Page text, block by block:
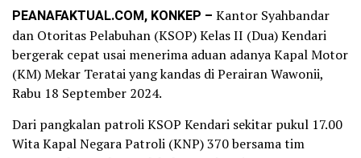
PEANAFAKTUAL.COM, KONKEP – Kantor Syahbandar
dan Otoritas Pelabuhan (KSOP) Kelas II (Dua) Kendari
bergerak cepat usai menerima aduan adanya Kapal Motor
(KM) Mekar Teratai yang kandas di Perairan Wawonii,
Rabu 18 September 2024.
Dari pangkalan patroli KSOP Kendari sekitar pukul 17.00
Wita Kapal Negara Patroli (KNP) 370 bersama tim